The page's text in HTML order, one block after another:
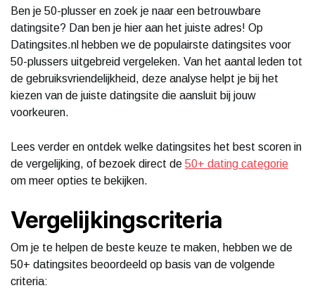
Ben je 50-plusser en zoek je naar een betrouwbare
datingsite? Dan ben je hier aan het juiste adres! Op
Datingsites.nl hebben we de populairste datingsites voor
50-plussers uitgebreid vergeleken. Van het aantal leden tot
de gebruiksvriendelijkheid, deze analyse helpt je bij het
kiezen van de juiste datingsite die aansluit bij jouw
voorkeuren.
Lees verder en ontdek welke datingsites het best scoren in
de vergelijking, of bezoek direct de 50+ dating categorie
om meer opties te bekijken.
Vergelijkingscriteria
Om je te helpen de beste keuze te maken, hebben we de
50+ datingsites beoordeeld op basis van de volgende
criteria: